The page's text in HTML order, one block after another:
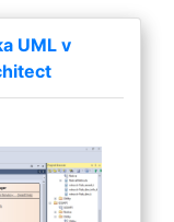
UML v